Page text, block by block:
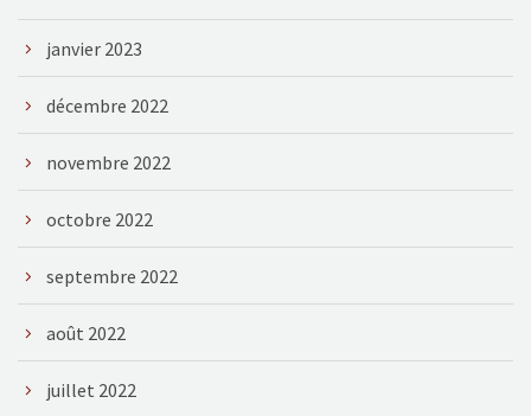
janvier 2023
décembre 2022
novembre 2022
octobre 2022
septembre 2022
août 2022
juillet 2022